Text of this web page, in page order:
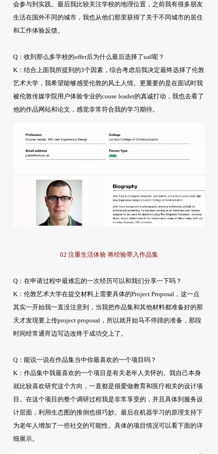
会参与到实践。最后我比较关注学校的地理位置，之前我有很多朋友
生活在国外不同的城市，我也从他们那里获得了关于不同城市的居住
和工作体验反馈。
Q：收到那么多学校的offer后为什么最后选择了ual呢？
K：结合上面我所提到的3个因素，综合考虑后我决定最终选择了伦敦
艺术大学，我希望能够感受伦敦的风土人情。更重要的是在面试时我
被伦敦传媒学院用户体验专业的couse leader的真诚打动，我也去看了
他的作品网站和论文，感觉非常符合我的学习期待。
02 注重生活体验 将经验带入作品集
Q：在申请过程中最难忘的一次经历可以和我们分享一下吗？
K：伦敦艺术大学在提交材料上需要具体的Project Proposal，这一点
其实一开始我一直没注意到，当我把作品集和其他材料都准备好的那
天才发现要上传project proposal，所以就开始马不停蹄的准备，那段
时间经常通宵边写边改终于成功交上了。
Q：能说一说在作品集当中你最喜欢的一个项目吗？
K：作品集中我最喜欢的一个项目是有关老年人关怀的。我自己本身
就比较喜欢研究这个方向，一直都是很爱做教育和医疗相关的设计项
目。在这个项目的整个调研过程我是非常享受的，并且具体到服务设
计层面，利用生态图的推倒也很巧妙。最后在机器学习的原理支持下
为老年人增加了一些社交的可能性。具体的项目情况可以看下面的详
细展示。